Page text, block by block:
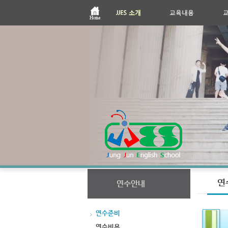
연수안내
연수준비
연